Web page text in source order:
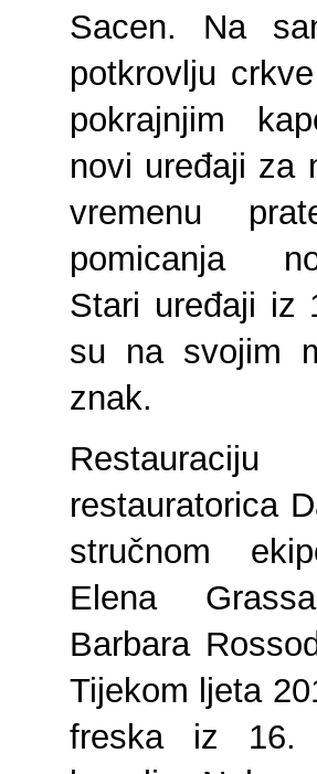
Sacen. Na
potkrovlju
pokrajnjim
novi uređaji za
vremenu
pomicanja
Stari uređaji iz
su na svojim
znak.
restauratorica
stručnom
Elena
Barbara
Tijekom ljeta
freska iz 16.